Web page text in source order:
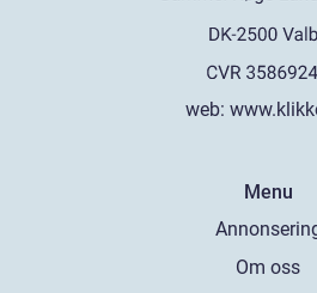
web:
Menu
Om oss